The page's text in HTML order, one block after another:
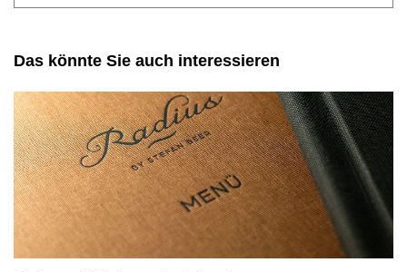
Das könnte Sie auch interessieren